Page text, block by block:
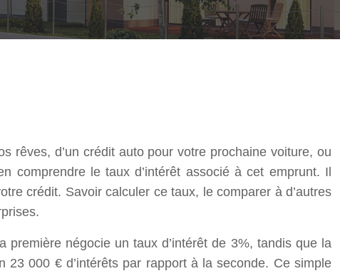
rêves, d’un crédit auto pour votre prochaine voiture, ou
comprendre le taux d’intérêt associé à cet emprunt. Il
crédit. Savoir calculer ce taux, le comparer à d’autres
négocie un taux d’intérêt de 3%, tandis que la
000 € d’intérêts par rapport à la seconde. Ce simple